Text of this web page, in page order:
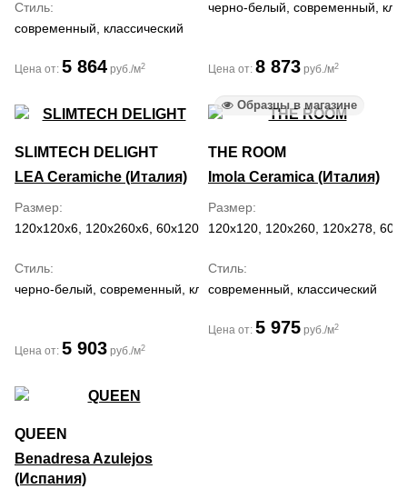
Стиль
современный, классический
Цена от: 5 864 руб./м2
черно-белый, современный,
Цена от: 8 873 руб./м2
SLIMTECH DELIGHT
LEA Ceramiche (Италия)
Размер
120x120x6, 120x260x6, 60x120x6
Стиль
черно-белый, современный, классический
Цена от: 5 903 руб./м2
Образцы в магазине
THE ROOM
Imola Ceramica (Италия)
Размер
120x120, 120x260, 120x278,
Стиль
современный, классический
Цена от: 5 975 руб./м2
QUEEN
Benadresa Azulejos
(Испания)